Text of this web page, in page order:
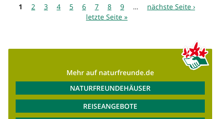
Seiten
1 2 3 4 5 6 7 8 9 …
nächste Seite ›
letzte Seite »
Mehr auf naturfreunde.de
NATURFREUNDEHÄUSER
REISEANGEBOTE